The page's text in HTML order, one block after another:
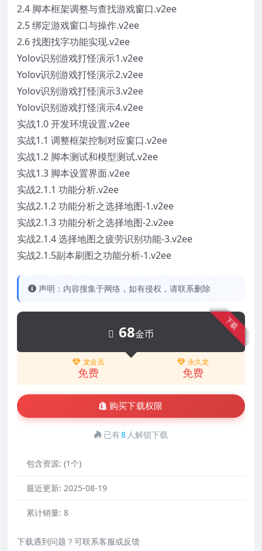
2.4 脚本框架调整与查找游戏窗口.v2ee
2.5 绑定游戏窗口与操作.v2ee
2.6 找图找字功能实现.v2ee
Yolov识别游戏打怪演示1.v2ee
Yolov识别游戏打怪演示2.v2ee
Yolov识别游戏打怪演示3.v2ee
Yolov识别游戏打怪演示4.v2ee
实战1.0 开发环境设置.v2ee
实战1.1 调整框架控制对应窗口.v2ee
实战1.2 脚本测试和模型测试.v2ee
实战1.3 脚本设置界面.v2ee
实战2.1.1 功能分析.v2ee
实战2.1.2 功能分析之选择地图-1.v2ee
实战2.1.3 功能分析之选择地图-2.v2ee
实战2.1.4 选择地图之疲劳识别功能-3.v2ee
实战2.1.5副本刷图之功能分析-1.v2ee
声明：内容搜集于网络，如有侵权，请联系删除
下载
68金币
龙会员
免费
永久龙
免费
购买下载权限
已有8 人解锁下载
包含资源: (1个)
最近更新: 2025-08-19
累计销量: 8
下载遇到问题？可联系客服或反馈